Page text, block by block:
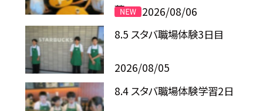
葉
2026/08/06
8.5 スタバ職場体験3日目
2026/08/05
8.4 スタバ職場体験学習2日